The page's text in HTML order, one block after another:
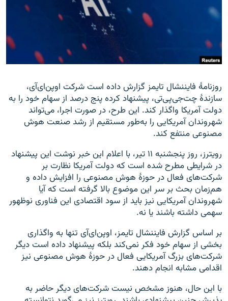
زبان‌های دیگر
روزنامهٔ فایننشال تایمز گزارش داده است شرکت اوپن‌ای‌آی،
سازندهٔ چت‌جی‌پی‌تی، پیشنهاد کرده پنج درصد از سهام خود را به
دولت آمریکا واگذار کند. این طرح، در صورت اجرا، می‌تواند
شهروندان آمریکایی را به‌طور مستقیم از رشد صنعت هوش
مصنوعی منتفع کند.
رویترز، روز پنجشنبه ۱۱ تیر، با اعلام این خبر نوشت این پیشنهاد
در شرایطی مطرح شده است که دولت آمریکا نظارت بر
شرکت‌های فعال در حوزهٔ هوش مصنوعی را افزایش داده و
هم‌زمان بحث بر سر این موضوع بالا گرفته است که آیا
شهروندان آمریکایی نیز باید از سود اقتصادی این فناوری نوظهور
سهمی داشته باشند یا نه.
بر اساس گزارش فایننشال تایمز، اوپن‌ای‌آی تنها به واگذاری
بخشی از سهام خود فکر نمی‌کند بلکه پیشنهاد داده است دیگر
شرکت‌های بزرگ آمریکایی فعال در حوزهٔ هوش مصنوعی نیز
اقدامی مشابه انجام دهند.
با این حال، هنوز مشخص نیست شرکت‌های دیگر حاضر به